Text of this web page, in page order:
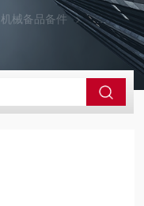
机械备品备件 KOGANEI